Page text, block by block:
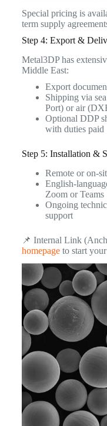
Special pricing is
term supply
Step 4: Export &
Metal3DP has
Middle East:
Export
Shipping via
Port) or air
Optional DDP
with duties paid
Step 5: Installation &
Remote or on-
English-
Zoom or Teams
Ongoing
support
📌 Internal Link
homepageto start